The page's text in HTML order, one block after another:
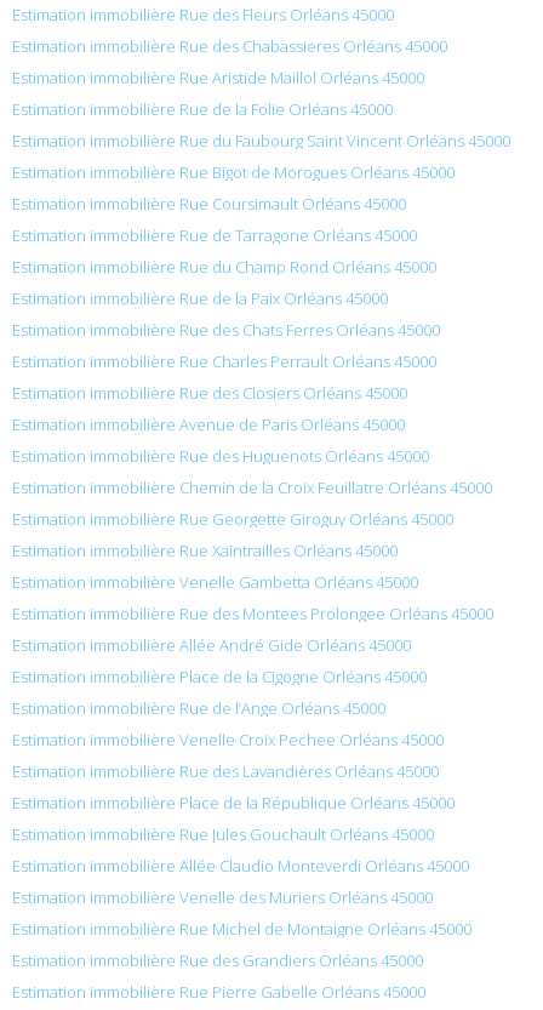
Estimation immobilière Rue des Fleurs Orléans 45000
Estimation immobilière Rue des Chabassieres Orléans 45000
Estimation immobilière Rue Aristide Maillol Orléans 45000
Estimation immobilière Rue de la Folie Orléans 45000
Estimation immobilière Rue du Faubourg Saint Vincent Orléans 45000
Estimation immobilière Rue Bigot de Morogues Orléans 45000
Estimation immobilière Rue Coursimault Orléans 45000
Estimation immobilière Rue de Tarragone Orléans 45000
Estimation immobilière Rue du Champ Rond Orléans 45000
Estimation immobilière Rue de la Paix Orléans 45000
Estimation immobilière Rue des Chats Ferres Orléans 45000
Estimation immobilière Rue Charles Perrault Orléans 45000
Estimation immobilière Rue des Closiers Orléans 45000
Estimation immobilière Avenue de Paris Orléans 45000
Estimation immobilière Rue des Huguenots Orléans 45000
Estimation immobilière Chemin de la Croix Feuillatre Orléans 45000
Estimation immobilière Rue Georgette Giroguy Orléans 45000
Estimation immobilière Rue Xaintrailles Orléans 45000
Estimation immobilière Venelle Gambetta Orléans 45000
Estimation immobilière Rue des Montees Prolongee Orléans 45000
Estimation immobilière Allée André Gide Orléans 45000
Estimation immobilière Place de la Cigogne Orléans 45000
Estimation immobilière Rue de l’Ange Orléans 45000
Estimation immobilière Venelle Croix Pechee Orléans 45000
Estimation immobilière Rue des Lavandières Orléans 45000
Estimation immobilière Place de la République Orléans 45000
Estimation immobilière Rue Jules Gouchault Orléans 45000
Estimation immobilière Allée Claudio Monteverdi Orléans 45000
Estimation immobilière Venelle des Muriers Orléans 45000
Estimation immobilière Rue Michel de Montaigne Orléans 45000
Estimation immobilière Rue des Grandiers Orléans 45000
Estimation immobilière Rue Pierre Gabelle Orléans 45000